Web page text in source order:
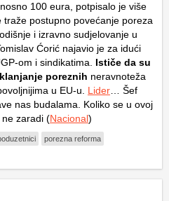
100 eura, potpisalo je više
postupno povećanje poreza
i izravno sudjelovanje u
Ćorić najavio je za idući
om i sindikatima.
Ističe da su
poreznih neravnoteža
u EU-u. Lider … Šef
nas budalama. Koliko se u ovoj
zaradi (Nacional)
porezna reforma